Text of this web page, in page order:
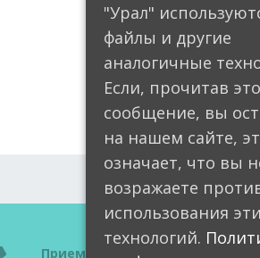
Приемная
"Урал"
файлы и другие
аналогичные
Если, прочитав это
сообщение, вы
на нашем сайте,
означает, что вы
возражаете
использования
технологий.